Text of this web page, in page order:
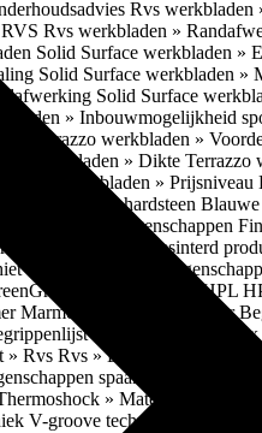
Rvs werkbladen
Rvs werkbladen »
Solid Surface werkbladen »
Solid Surface werkbladen »
Solid Surface
» Inbouwmogelijkheid
Terrazzo werkbladen »
werkbladen » Dikte Terrazzo
Terrazzo werkbladen » Prijsniveau
» Blauwe hardsteen Blauwe
Fineren » Eigenschappen
productieproces Gesinterd
» Gneis Graniet »
Begrippenlijst » HPL
Marmer » Productie marmer
» Multiplex
» Rvs Rvs » Eigenschappen RVS
spaanplaat
» Materialen &
V-groove techniek »